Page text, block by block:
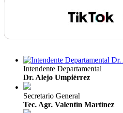
Intendente Departamental
Dr. Alejo Umpiérrez
Secretario General
Tec. Agr. Valentín Martínez